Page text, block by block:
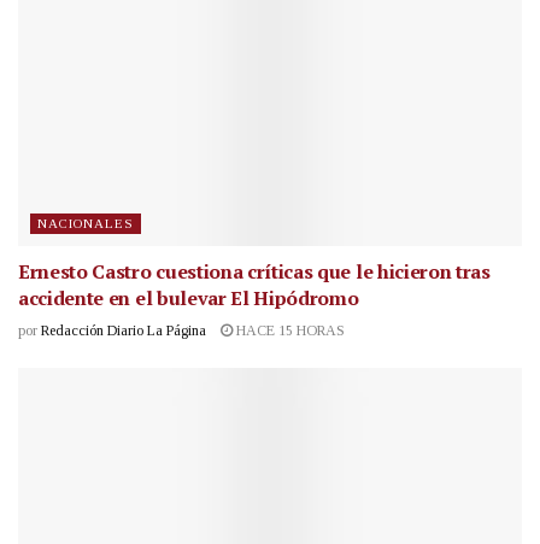
NACIONALES
Ernesto Castro cuestiona críticas que le hicieron tras
accidente en el bulevar El Hipódromo
por Redacción Diario La Página HACE 15 HORAS